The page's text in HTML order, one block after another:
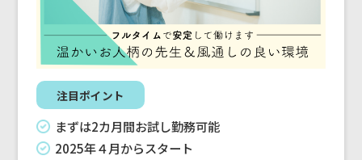
注目ポイント
まずは2カ月間お試し勤務可能
2025年４月からスタート